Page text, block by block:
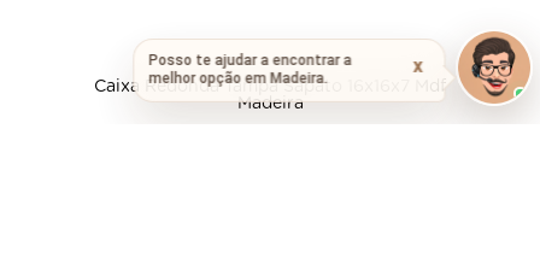
Caixa Redonda Tampa Sapato 16x16x7 Mdf
Madeira